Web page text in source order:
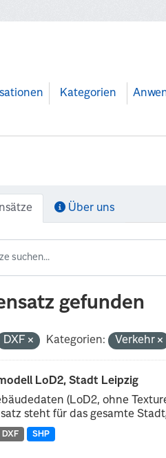
Kategorien
Über uns
gefunden
DXF Kategorien: Verkehr
LoD2, Stadt Leipzig
(LoD2, ohne
steht für das gesamte
DXF SHP